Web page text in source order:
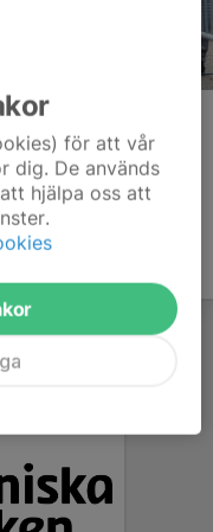
för att vår
dig. De används
hjälpa oss att